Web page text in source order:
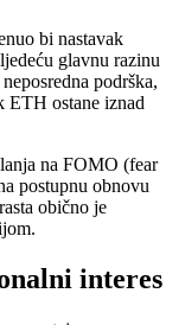
bi nastavak
glavnu razinu
podrška,
ETH ostane iznad
na FOMO (fear
postupnu obnovu
obično je
interes